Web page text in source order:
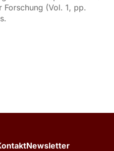
(Vol. 1, pp.
Newsletter